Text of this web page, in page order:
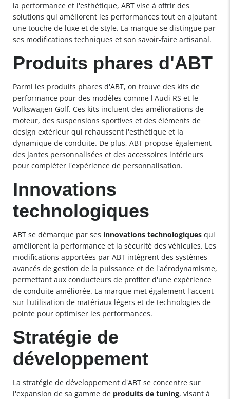
la performance et l'esthétique, ABT vise à offrir des
solutions qui améliorent les performances tout en ajoutant
une touche de luxe et de style. La marque se distingue par
ses modifications techniques et son savoir-faire artisanal.
Produits phares d'ABT
Parmi les produits phares d'ABT, on trouve des kits de
performance pour des modèles comme l'Audi RS et le
Volkswagen Golf. Ces kits incluent des améliorations de
moteur, des suspensions sportives et des éléments de
design extérieur qui rehaussent l'esthétique et la
dynamique de conduite. De plus, ABT propose également
des jantes personnalisées et des accessoires intérieurs
pour compléter l'expérience de personnalisation.
Innovations
technologiques
ABT se démarque par ses innovations technologiques qui
améliorent la performance et la sécurité des véhicules. Les
modifications apportées par ABT intègrent des systèmes
avancés de gestion de la puissance et de l'aérodynamisme,
permettant aux conducteurs de profiter d'une expérience
de conduite améliorée. La marque met également l'accent
sur l'utilisation de matériaux légers et de technologies de
pointe pour optimiser les performances.
Stratégie de
développement
La stratégie de développement d'ABT se concentre sur
l'expansion de sa gamme de produits de tuning, visant à